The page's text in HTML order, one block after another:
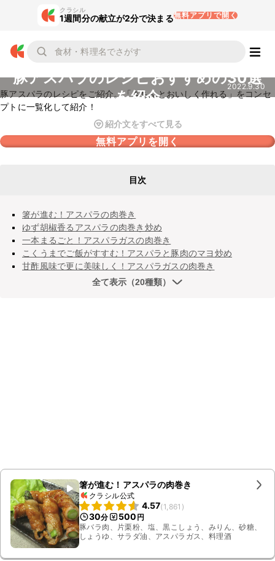
クラシル
1週間分の献立が2分で決まる無料アプリで開く
豚アスパラのレシピおすすめの30選
を紹介
2022.9.30
豚アスパラのレシピをご紹介。「きちんとおいしく作れる」をコンセ
プトに一覧化して紹介！
紹介文をすべて見る
無料アプリを開く
目次
箸が進む！アスパラの肉巻き
ゆず胡椒香るアスパラの肉巻き炒め
一本まるごと！アスパラガスの肉巻き
こくうまでご飯がすすむ！アスパラと豚肉のマヨ炒め
甘酢風味で更に美味しく！アスパラガスの肉巻き
全て表示（20種類）
箸が進む！アスパラの肉巻き
クラシル公式
4.57(1,861 )
30分 500 円
豚バラ肉、片栗粉、塩、黒こしょう、みりん、砂糖、
しょうゆ、サラダ油、アスパラガス、料理酒